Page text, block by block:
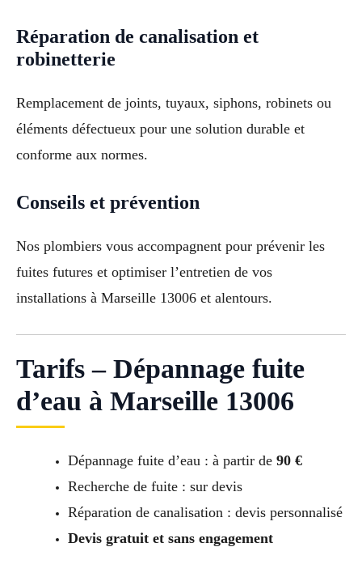
Réparation de canalisation et
robinetterie
Remplacement de joints, tuyaux, siphons, robinets ou
éléments défectueux pour une solution durable et
conforme aux normes.
Conseils et prévention
Nos plombiers vous accompagnent pour prévenir les
fuites futures et optimiser l’entretien de vos
installations à Marseille 13006 et alentours.
Tarifs – Dépannage fuite
d’eau à Marseille 13006
Dépannage fuite d’eau : à partir de 90 €
Recherche de fuite : sur devis
Réparation de canalisation : devis personnalisé
Devis gratuit et sans engagement